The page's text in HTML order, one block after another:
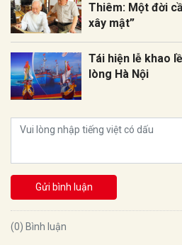
Thiêm: Một đời
xây mật”
Tái hiện lễ khao
lòng Hà Nội
Gửi bình luận
(0) Bình luận